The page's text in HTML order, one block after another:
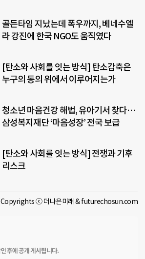
골든타임 지났는데 폭우까지, 베네수엘
라 강진에 한국 NGO도 움직였다
[탄소와 사회를 잇는 방식] 탄소감축은
누구의 동의 위에서 이루어지는가
청소년 마음건강 해법, 유아기서 찾다…
삼성복지재단 ‘마음성장’ 전국 보급
[탄소와 사회를 잇는 방식] 전쟁과 기후
리스크
Copyrights ⓒ 더나은미래 & futurechosun.com